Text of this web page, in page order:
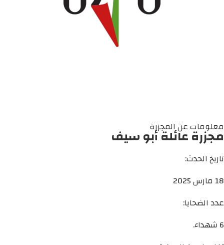
معلومات عن المجزرة
مجزرة عائلة أبو سيف
تاريخ الحدث:
18 مارس 2025
عدد الضحايا:
6 شهداء.